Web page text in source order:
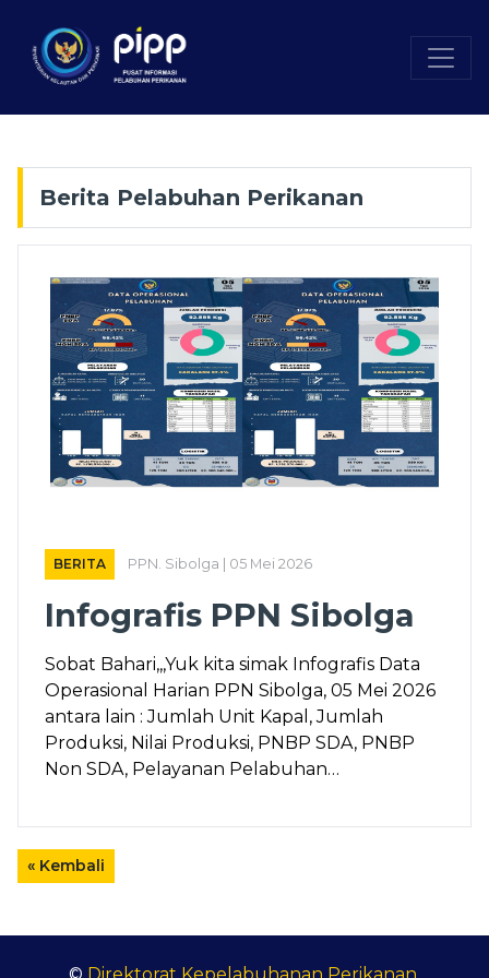
Berita Pelabuhan Perikanan
BERITA PPN. Sibolga | 05 Mei 2026
Infografis PPN Sibolga
Sobat Bahari,,,Yuk kita simak Infografis Data
Operasional Harian PPN Sibolga, 05 Mei 2026
antara lain : Jumlah Unit Kapal, Jumlah
Produksi, Nilai Produksi, PNBP SDA, PNBP
Non SDA, Pelayanan Pelabuhan…
« Kembali